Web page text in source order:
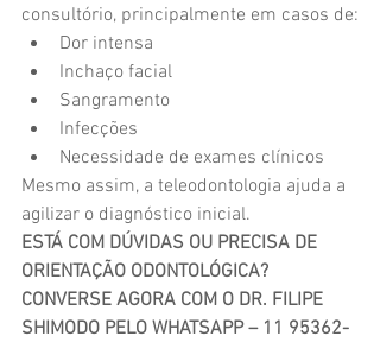
consultório, principalmente em casos de:
Dor intensa
Inchaço facial
Sangramento
Infecções
Necessidade de exames clínicos
Mesmo assim, a teleodontologia ajuda a
agilizar o diagnóstico inicial.
ESTÁ COM DÚVIDAS OU PRECISA DE
ORIENTAÇÃO ODONTOLÓGICA?
CONVERSE AGORA COM O DR. FILIPE
SHIMODO PELO WHATSAPP – 11 95362-